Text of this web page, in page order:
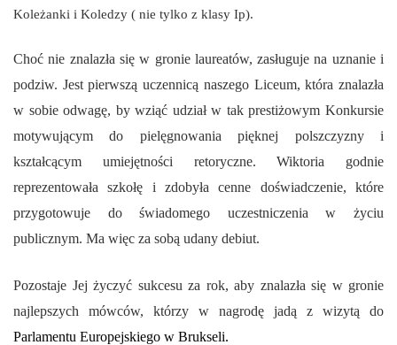
Koleżanki i Koledzy ( nie tylko z klasy Ip).
Choć nie znalazła się w gronie laureatów, zasługuje na uznanie i
podziw. Jest pierwszą uczennicą naszego Liceum, która znalazła
w sobie odwagę, by wziąć udział w tak prestiżowym Konkursie
motywującym do pielęgnowania pięknej polszczyzny i
kształcącym umiejętności retoryczne. Wiktoria godnie
reprezentowała szkołę i zdobyła cenne doświadczenie, które
przygotowuje do świadomego uczestniczenia w życiu
publicznym. Ma więc za sobą udany debiut.
Pozostaje Jej życzyć sukcesu za rok, aby znalazła się w gronie
najlepszych mówców, którzy w nagrodę jadą z wizytą do
Parlamentu Europejskiego w Brukseli.